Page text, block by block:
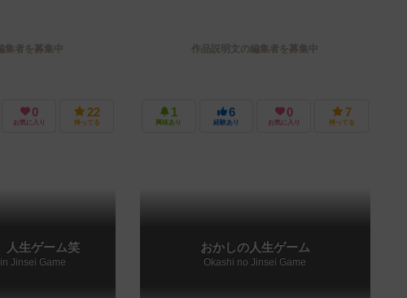
集者を募集中
0
お気に入り
22
持ってる
作品説明文の編集者を募集中
1
興味あり
6
経験あり
0
お気に入り
7
持ってる
生ゲーム笑
Jinsei Game
おかしの人生ゲーム
Okashi no Jinsei Game